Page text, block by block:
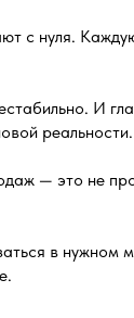
с нуля.
И
реальности.
— это не
в нужном